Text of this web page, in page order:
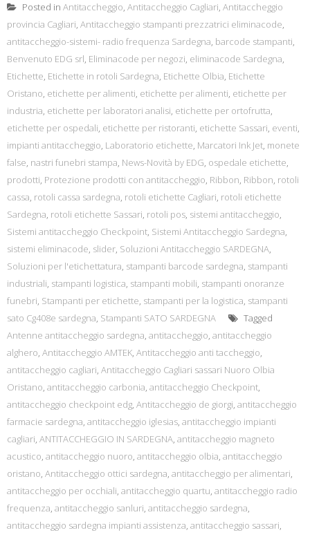
Posted in Antitaccheggio, Antitaccheggio Cagliari, Antitaccheggio
provincia Cagliari, Antitaccheggio stampanti prezzatrici eliminacode,
antitaccheggio-sistemi- radio frequenza Sardegna, barcode stampanti,
Benvenuto EDG srl, Eliminacode per negozi, eliminacode Sardegna,
Etichette, Etichette in rotoli Sardegna, Etichette Olbia, Etichette
Oristano, etichette per alimenti, etichette per alimenti, etichette per
industria, etichette per laboratori analisi, etichette per ortofrutta,
etichette per ospedali, etichette per ristoranti, etichette Sassari, eventi,
impianti antitaccheggio, Laboratorio etichette, Marcatori Ink Jet, monete
false, nastri funebri stampa, News-Novità by EDG, ospedale etichette,
prodotti, Protezione prodotti con antitaccheggio, Ribbon, Ribbon, rotoli
cassa, rotoli cassa sardegna, rotoli etichette Cagliari, rotoli etichette
Sardegna, rotoli etichette Sassari, rotoli pos, sistemi antitaccheggio,
Sistemi antitaccheggio Checkpoint, Sistemi Antitaccheggio Sardegna,
sistemi eliminacode, slider, Soluzioni Antitaccheggio SARDEGNA,
Soluzioni per l'etichettatura, stampanti barcode sardegna, stampanti
industriali, stampanti logistica, stampanti mobili, stampanti onoranze
funebri, Stampanti per etichette, stampanti per la logistica, stampanti
sato Cg408e sardegna, Stampanti SATO SARDEGNA
Tagged
Antenne antitaccheggio sardegna, antitaccheggio, antitaccheggio
alghero, Antitaccheggio AMTEK, Antitaccheggio anti taccheggio,
antitaccheggio cagliari, Antitaccheggio Cagliari sassari Nuoro Olbia
Oristano, antitaccheggio carbonia, antitaccheggio Checkpoint,
antitaccheggio checkpoint edg, Antitaccheggio de giorgi, antitaccheggio
farmacie sardegna, antitaccheggio iglesias, antitaccheggio impianti
cagliari, ANTITACCHEGGIO IN SARDEGNA, antitaccheggio magneto
acustico, antitaccheggio nuoro, antitaccheggio olbia, antitaccheggio
oristano, Antitaccheggio ottici sardegna, antitaccheggio per alimentari,
antitaccheggio per occhiali, antitaccheggio quartu, antitaccheggio radio
frequenza, antitaccheggio sanluri, antitaccheggio sardegna,
antitaccheggio sardegna impianti assistenza, antitaccheggio sassari,